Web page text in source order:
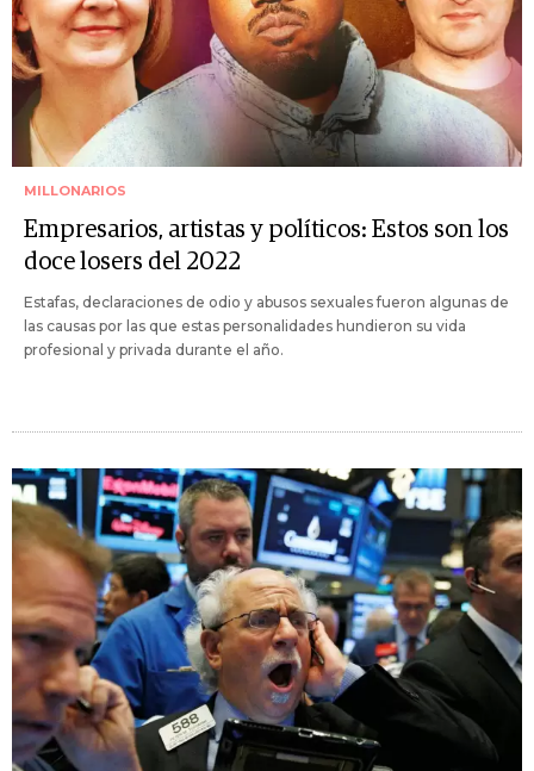
MILLONARIOS
Empresarios, artistas y políticos: Estos son los
doce losers del 2022
Estafas, declaraciones de odio y abusos sexuales fueron algunas de
las causas por las que estas personalidades hundieron su vida
profesional y privada durante el año.